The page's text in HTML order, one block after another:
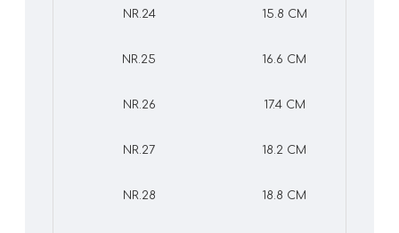
NR.24 15.8 CM
NR.25 16.6 CM
NR.26 17.4 CM
NR.27 18.2 CM
NR.28 18.8 CM